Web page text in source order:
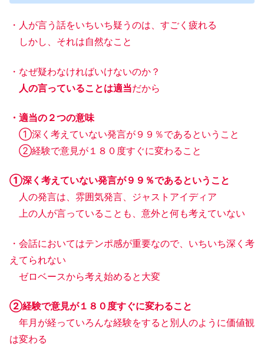
・人が言う話をいちいち疑うのは、すごく疲れる
しかし、それは自然なこと
・なぜ疑わなければいけないのか？
人の言っていることは適当だから
・適当の２つの意味
①深く考えていない発言が９９％であるということ
②経験で意見が１８０度すぐに変わること
①深く考えていない発言が９９％であるということ
人の発言は、雰囲気発言、ジャストアイディア
上の人が言っていることも、意外と何も考えていない
・会話においてはテンポ感が重要なので、いちいち深く考
えてられない
ゼロベースから考え始めると大変
②経験で意見が１８０度すぐに変わること
年月が経っていろんな経験をすると別人のように価値観
は変わる